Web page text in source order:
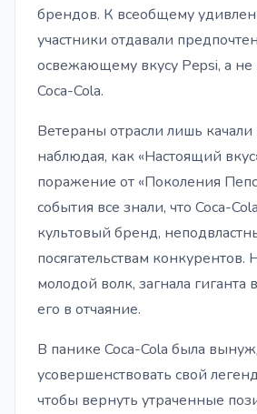
брендов. К всеобщему
участники отдавали
освежающему вкусу Pepsi, а не
Coca-Cola.
Ветераны отрасли лишь качали
наблюдая, как «Настоящий
поражение от «Поколения
события все знали, что Coca-
культовый бренд,
посягательствам конкурентов.
молодой волк, загнала гиганта
его в отчаяние.
В панике Coca-Cola была
усовершенствовать свой
чтобы вернуть утраченные